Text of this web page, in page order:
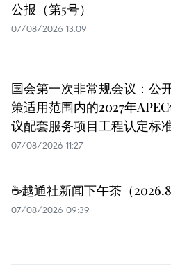
公报（第5号）
07/08/2026 13:09
国会第一次非常规会议：公
策适用范围内的2027年
议配套服务项目工程认定标
07/08/2026 11:27
☕️越通社新闻下午茶（
07/08/2026 09:39